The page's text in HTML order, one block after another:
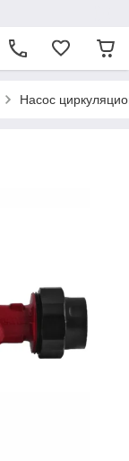
Насос